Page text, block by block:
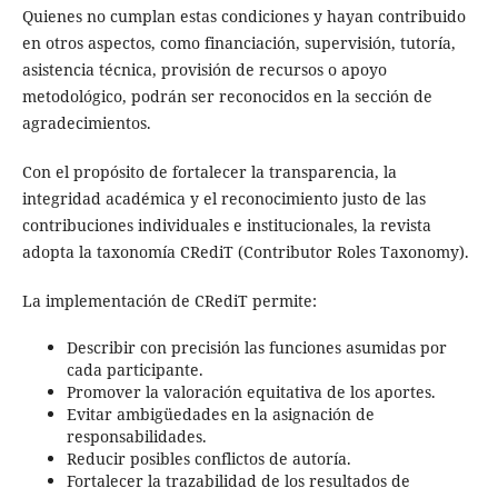
Quienes no cumplan estas condiciones y hayan contribuido
en otros aspectos, como financiación, supervisión, tutoría,
asistencia técnica, provisión de recursos o apoyo
metodológico, podrán ser reconocidos en la sección de
agradecimientos.
Con el propósito de fortalecer la transparencia, la
integridad académica y el reconocimiento justo de las
contribuciones individuales e institucionales, la revista
adopta la taxonomía CRediT (Contributor Roles Taxonomy).
La implementación de CRediT permite:
Describir con precisión las funciones asumidas por
cada participante.
Promover la valoración equitativa de los aportes.
Evitar ambigüedades en la asignación de
responsabilidades.
Reducir posibles conflictos de autoría.
Fortalecer la trazabilidad de los resultados de